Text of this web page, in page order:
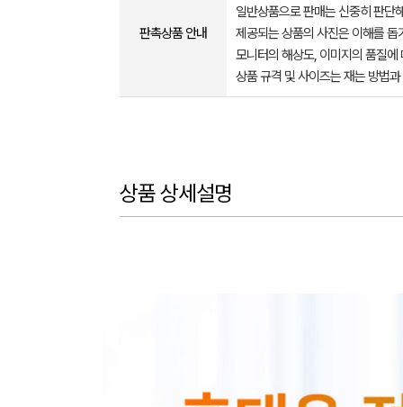
판촉상품 안내
일반상품으로 판매는 신중히 판단
제공되는 상품의 사진은 이해를
모니터의 해상도, 이미지의 품질
상품 규격 및 사이즈는 재는 방법
상품 상세설명